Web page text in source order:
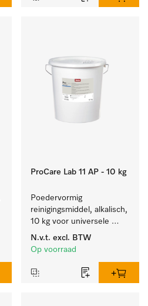
ProCare Lab 11 AP - 10 kg
Poedervormig
reinigingsmiddel, alkalisch,
10 kg voor universele
machinale reiniging van
laboratoriumglaswerk en -
N.v.t. excl. BTW
Op voorraad